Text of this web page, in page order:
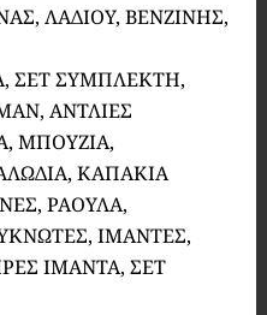
ΛΑΔΙΟΥ, ΒΕΝΖΙΝΗΣ,
ΣΕΤ ΣΥΜΠΛΕΚΤΗ,
ΑΝΤΛΙΕΣ
ΜΠΟΥΖΙΑ,
ΚΑΠΑΚΙΑ
ΡΑΟΥΛΑ,
ΙΜΑΝΤΕΣ,
ΙΜΑΝΤΑ, ΣΕΤ